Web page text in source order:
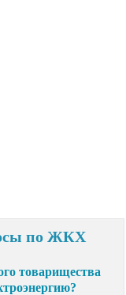
по ЖКХ
товарищества